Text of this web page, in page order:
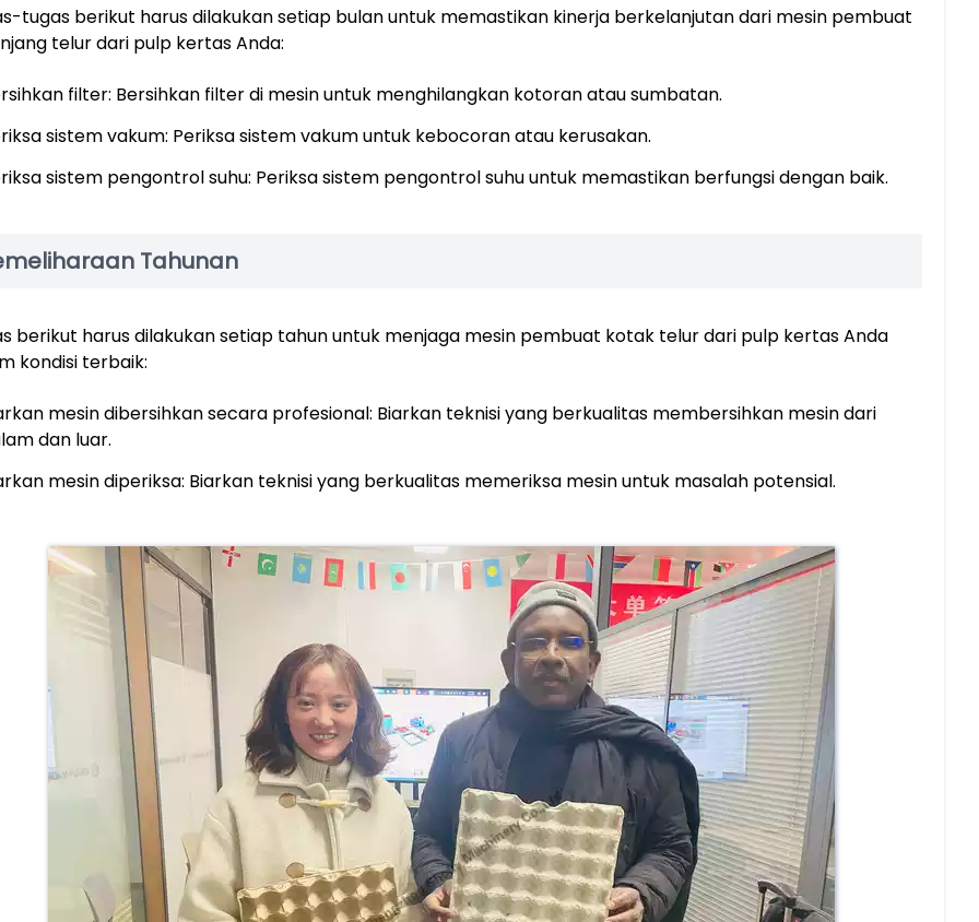
tugas berikut harus dilakukan setiap bulan untuk memastikan kinerja berkelanjutan dari mesin pembuat
telur dari pulp kertas Anda:
filter: Bersihkan filter di mesin untuk menghilangkan kotoran atau sumbatan.
sistem vakum: Periksa sistem vakum untuk kebocoran atau kerusakan.
sistem pengontrol suhu: Periksa sistem pengontrol suhu untuk memastikan berfungsi dengan baik.
Tahunan
berikut harus dilakukan setiap tahun untuk menjaga mesin pembuat kotak telur dari pulp kertas Anda
kondisi terbaik:
mesin dibersihkan secara profesional: Biarkan teknisi yang berkualitas membersihkan mesin dari
dan luar.
mesin diperiksa: Biarkan teknisi yang berkualitas memeriksa mesin untuk masalah potensial.